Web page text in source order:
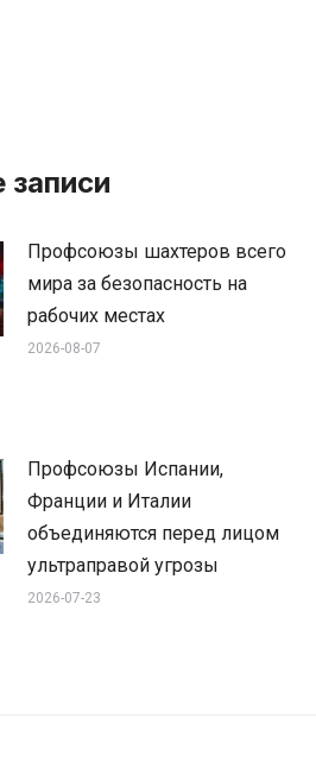
Профсоюзы шахтеров всего
мира за безопасность на
рабочих местах
2026-08-07
Профсоюзы Испании,
Франции и Италии
объединяются перед лицом
ультраправой угрозы
2026-07-23